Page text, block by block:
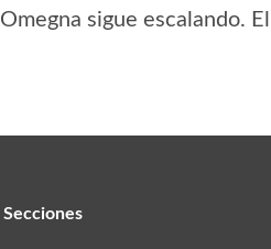
Omegna sigue escalando.
Secciones